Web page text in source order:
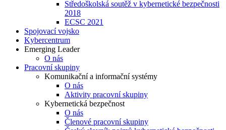
Středoškolská soutěž v kybernetické bezpečnosti
2018
ECSC 2021
Spojovací vojsko
Kybercentrum
Emerging Leader
O nás
Pracovní skupiny
Komunikační a informační systémy
O nás
Aktivity pracovní skupiny
Kybernetická bezpečnost
O nás
Členové pracovní skupiny